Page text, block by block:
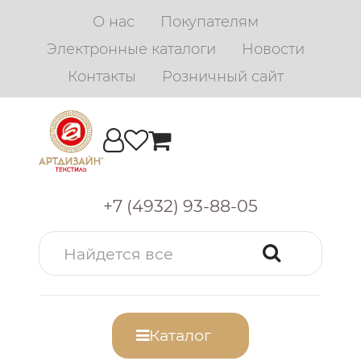
О нас
Покупателям
Электронные каталоги
Новости
Контакты
Розничный сайт
+7 (4932) 93-88-05
Каталог